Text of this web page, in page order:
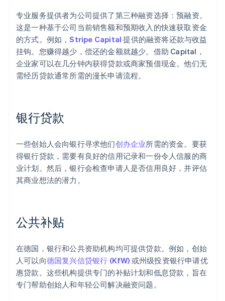
专业服务提供者为公司提供了第三种融资选择：预融资。
这是一种基于公司当前销售额和预期收入的快速获取资金
的方式。例如，Stripe Capital 提供的融资将还款与收益
挂钩。您赚得越少，偿还的金额就越少。借助 Capital，
企业家可以在几分钟内获得贷款或商家预借现金。他们无
需经历贷款通常所需的漫长申请流程。
银行贷款
一些创始人会向银行寻求他们创办企业所需的资金。要获
得银行贷款，需要有良好的信用记录和一份令人信服的商
业计划。然后，银行会检查申请人是否信用良好，并评估
其商业想法的潜力。
公共补贴
在德国，银行和公共资助机构均可提供贷款。例如，创始
人可以向德国复兴信贷银行 (KfW) 或州级投资银行申请优
惠贷款。这些机构提供专门的补贴计划和低息贷款，旨在
专门帮助创始人和年轻公司解决融资问题。